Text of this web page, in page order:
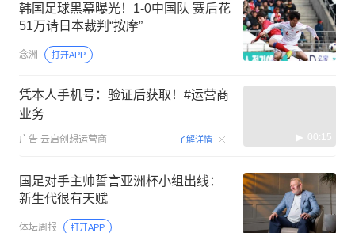
韩国足球黑幕曝光！1-0中国队 赛后花
51万请日本裁判“按摩”
念洲 打开APP
凭本人手机号：验证后获取！#运营商
业务
广告 云启创想运营商 了解详情 00:15
国足对手主帅誓言亚洲杯小组出线：
新生代很有天赋
体坛周报 打开APP